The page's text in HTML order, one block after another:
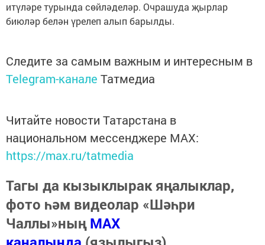
итүләре турында сөйләделәр. Очрашуда җырлар
биюләр белән үрелеп алып барылды.
Следите за самым важным и интересным в
Telegram-канале Татмедиа
Читайте новости Татарстана в
национальном мессенджере MАХ:
https://max.ru/tatmedia
Тагы да кызыклырак яңалыклар,
фото һәм видеолар «Шәһри
Чаллы»ныңMAX